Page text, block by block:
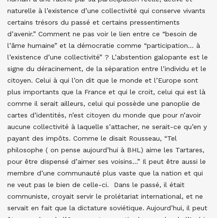
naturelle à l’existence d’une collectivité qui conserve vivants
certains trésors du passé et certains pressentiments
d’avenir.” Comment ne pas voir le lien entre ce “besoin de
l’âme humaine” et la démocratie comme “participation… à
l’existence d’une collectivité” ? L’abstention galopante est le
signe du déracinement, de la séparation entre l’individu et le
citoyen. Celui à qui l’on dit que le monde et l’Europe sont
plus importants que la France et qui le croit, celui qui est là
comme il serait ailleurs, celui qui possède une panoplie de
cartes d’identités, n’est citoyen du monde que pour n’avoir
aucune collectivité à laquelle s’attacher, ne serait-ce qu’en y
payant des impôts. Comme le disait Rousseau, “Tel
philosophe ( on pense aujourd’hui à BHL) aime les Tartares,
pour être dispensé d’aimer ses voisins…” Il peut être aussi le
membre d’une communauté plus vaste que la nation et qui
ne veut pas le bien de celle-ci. Dans le passé, il était
communiste, croyait servir le prolétariat international, et ne
servait en fait que la dictature soviétique. Aujourd’hui, il peut